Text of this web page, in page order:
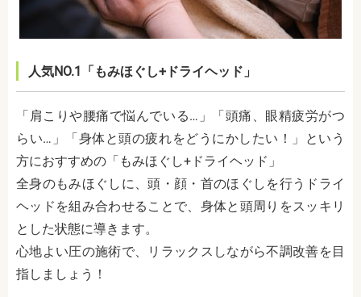
人気NO.1「もみほぐし+ドライヘッド」
「肩こりや腰痛で悩んでいる…」「頭痛、眼精疲労がつ
らい…」「身体と頭の疲れをどうにかしたい！」という
方におすすめの「もみほぐし+ドライヘッド」
全身のもみほぐしに、頭・顔・首のほぐしを行うドライ
ヘッドを組み合わせることで、身体と頭周りをスッキリ
とした状態に導きます。
心地よい圧の施術で、リラックスしながら不調改善を目
指しましょう！